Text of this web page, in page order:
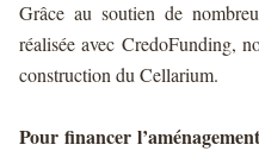
Grâce au soutien de
réalisée avec CredoFunding,
construction du Cellarium.
Pour financer